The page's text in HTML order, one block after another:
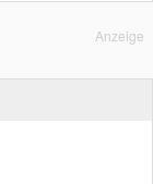
Anzeige